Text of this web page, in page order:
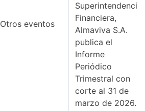
Otros eventos
Superintendencia
Financiera,
Almaviva S.A.
publica el
Informe
Periódico
Trimestral con
corte al 31 de
marzo de 2026.